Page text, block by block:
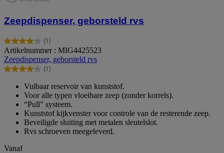
Zeepdispenser, geborsteld rvs
(1)
4.0
van
de
5
beoordeling
Artikelnummer : MIG4425523
Zeepdispenser, geborsteld rvs
(1)
4.0
sterren.
beoordeling
Vulbaar reservoir van kunststof.
Voor alle typen vloeibare zeep (zonder korrels).
“Pull” systeem.
Kunststof kijkvenster voor controle van de resterende zeep.
Beveiligde sluiting met metalen sleutelslot.
Rvs schroeven meegeleverd.
Vanaf